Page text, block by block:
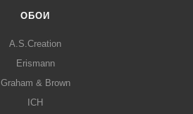
ОБОИ
A.S.Creation
Erismann
Graham & Brown
ICH